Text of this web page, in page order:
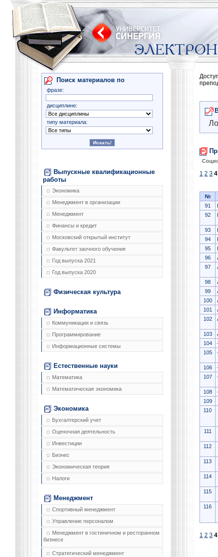
Поиск материалов по
фразе:
дисциплине:
типу материала:
Выпускные квалификационные
работы
Экономика
Менеджмент в организации
Менеджмент
Финансы и кредит
Московский открытый институт
Факультет заочного обучения
Год выпуска 2021
Год выпуска 2020
Физическая культура
Информатика
Коммуникации и связь
Программирование
Информационные системы
Естественные науки
Математика
Математическая экономика
Экономика
Бухгалтерский учет
Оценочная деятельность
Инвестиции
Бизнес
Экономическая теория
Налоги
Менеджмент
Спортивный менеджмент
Управление персоналом
Менеджмент в гостиничном и ресторанном
бизнесе
Стратегический менеджмент
1 2 3 4
№
91
92
93
94
95
96
97
98
99
100
101
102
103
104
105
106
107
108
109
110
111
112
113
114
115
116
1 2 3 4